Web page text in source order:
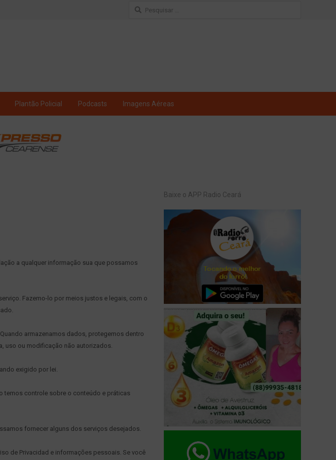
Pesquisar
Plantão Policial Podcasts Imagens Aéreas
a qualquer informação sua que possamos
Fazemo-lo por meios justos e legais, com o
armazenamos dados, protegemos dentro
uso ou modificação não autorizados.
exigido por lei.
temos controle sobre o conteúdo e práticas
fornecer alguns dos serviços desejados.
de Privacidad e informações pessoais. Se você
Baixe o APP Radio Ceará